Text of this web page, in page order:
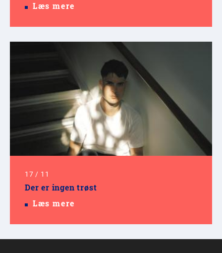
Læs mere
17 / 11
Der er ingen trøst
Læs mere